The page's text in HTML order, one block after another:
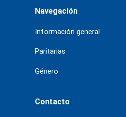
Navegación
Información general
Paritarias
Género
Contacto